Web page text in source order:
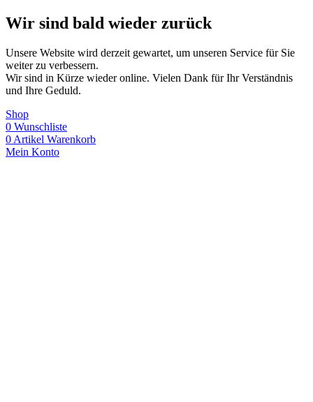
Wir sind bald wieder zurück
Unsere Website wird derzeit gewartet, um unseren Service für Sie
weiter zu verbessern.
Wir sind in Kürze wieder online. Vielen Dank für Ihr Verständnis
und Ihre Geduld.
Shop
0 Wunschliste
0 Artikel Warenkorb
Mein Konto